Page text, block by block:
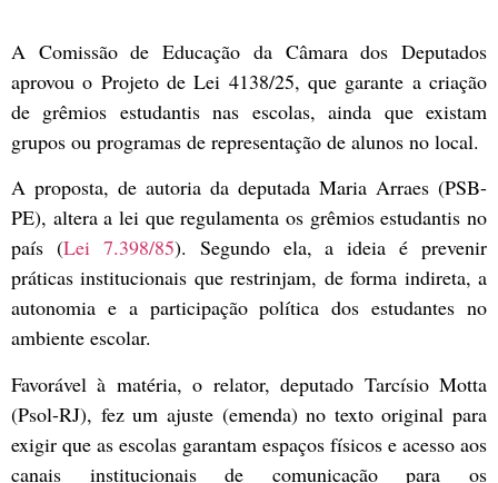
A Comissão de Educação da Câmara dos Deputados
aprovou o Projeto de Lei 4138/25, que garante a criação
de grêmios estudantis nas escolas, ainda que existam
grupos ou programas de representação de alunos no local.
A proposta, de autoria da deputada Maria Arraes (PSB-
PE), altera a lei que regulamenta os grêmios estudantis no
país (Lei 7.398/85). Segundo ela, a ideia é prevenir
práticas institucionais que restrinjam, de forma indireta, a
autonomia e a participação política dos estudantes no
ambiente escolar.
Favorável à matéria, o relator, deputado Tarcísio Motta
(Psol-RJ), fez um ajuste (emenda) no texto original para
exigir que as escolas garantam espaços físicos e acesso aos
canais institucionais de comunicação para os